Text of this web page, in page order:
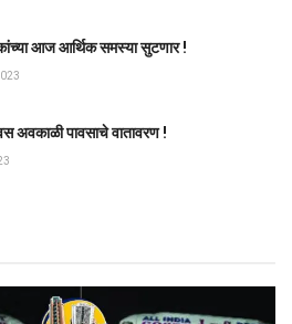
आज आर्थिक समस्या सुटणार !
अवकाळी पावसाचे वातावरण !